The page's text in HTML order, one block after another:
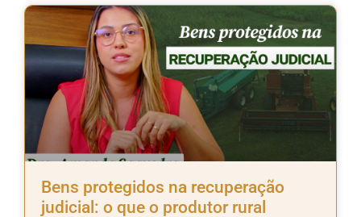
Bens protegidos na recuperação
judicial: o que o produtor rural